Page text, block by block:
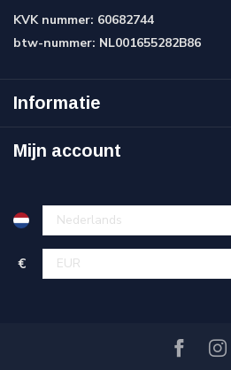
KVK nummer: 60682744
btw-nummer: NL001655282B86
Informatie
Mijn account
€